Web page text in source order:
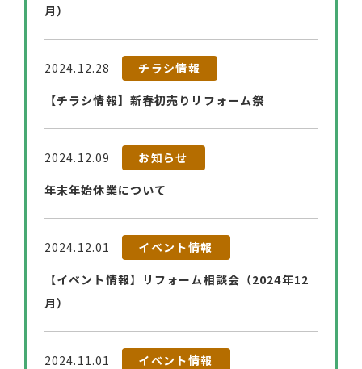
月）
2024.12.28
チラシ情報
【チラシ情報】新春初売りリフォーム祭
2024.12.09
お知らせ
年末年始休業について
2024.12.01
イベント情報
【イベント情報】リフォーム相談会（2024年12
月）
2024.11.01
イベント情報